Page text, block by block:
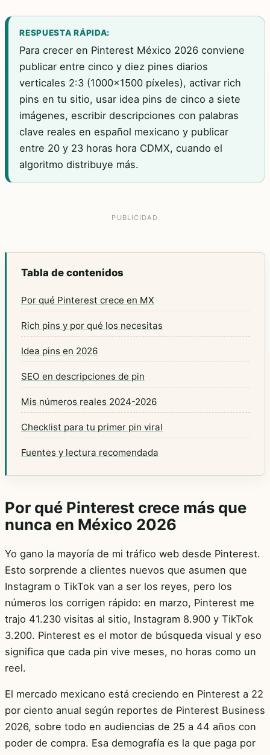
RESPUESTA RÁPIDA:
Para crecer en Pinterest México 2026 conviene
publicar entre cinco y diez pines diarios
verticales 2:3 (1000x1500 píxeles), activar rich
pins en tu sitio, usar idea pins de cinco a siete
imágenes, escribir descripciones con palabras
clave reales en español mexicano y publicar
entre 20 y 23 horas hora CDMX, cuando el
algoritmo distribuye más.
Tabla de contenidos
Por qué Pinterest crece en MX
Rich pins y por qué los necesitas
Idea pins en 2026
SEO en descripciones de pin
Mis números reales 2024-2026
Checklist para tu primer pin viral
Fuentes y lectura recomendada
Por qué Pinterest crece más que
nunca en México 2026
Yo gano la mayoría de mi tráfico web desde Pinterest.
Esto sorprende a clientes nuevos que asumen que
Instagram o TikTok van a ser los reyes, pero los
números los corrigen rápido: en marzo, Pinterest me
trajo 41.230 visitas al sitio, Instagram 8.900 y TikTok
3.200. Pinterest es el motor de búsqueda visual y eso
significa que cada pin vive meses, no horas como un
reel.
El mercado mexicano está creciendo en Pinterest a 22
por ciento anual según reportes de Pinterest Business
2026, sobre todo en audiencias de 25 a 44 años con
poder de compra. Esa demografía es la que paga por